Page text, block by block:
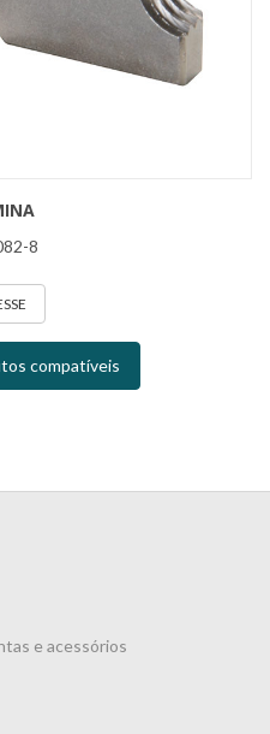
8
compatíveis
e acessórios